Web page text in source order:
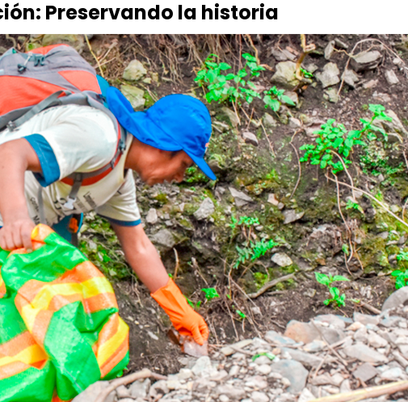
Preservando la historia